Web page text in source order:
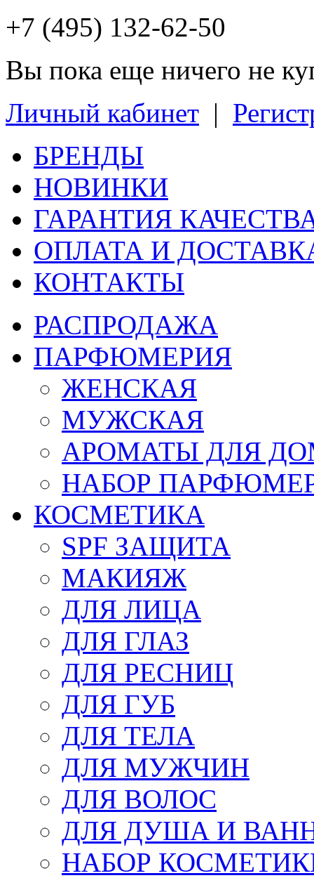
+7 (495) 132-62-50
Вы пока еще ничего не
Личный кабинет |
БРЕНДЫ
НОВИНКИ
ГАРАНТИЯ
ОПЛАТА И
КОНТАКТЫ
РАСПРОДАЖА
ПАРФЮМЕРИЯ
ЖЕНСКАЯ
МУЖСКАЯ
АРОМАТЫ ДЛЯ
НАБОР
КОСМЕТИКА
SPF ЗАЩИТА
МАКИЯЖ
ДЛЯ ЛИЦА
ДЛЯ ГЛАЗ
ДЛЯ РЕСНИЦ
ДЛЯ ГУБ
ДЛЯ ТЕЛА
ДЛЯ МУЖЧИН
ДЛЯ ВОЛОС
ДЛЯ ДУША И
НАБОР